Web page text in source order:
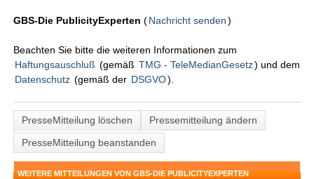
GBS-Die PublicityExperten (Nachricht senden )
Beachten Sie bitte die weiteren Informationen zum
Haftungsauschluß (gemäß TMG - TeleMedianGesetz) und dem
Datenschutz (gemäß der DSGVO).
PresseMitteilung löschen
Pressemitteilung ändern
PresseMitteilung beanstanden
WEITERE MITTEILUNGEN VON GBS-DIE PUBLICITYEXPERTEN